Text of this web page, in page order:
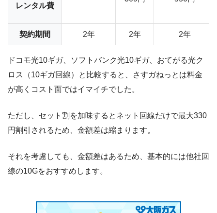
レンタル費
契約期間 2年 2年 2年
ドコモ光10ギガ、ソフトバンク光10ギガ、おてがる光ク
ロス（10ギガ回線）と比較すると、さすガねっとは料金
が高くコスト面ではイマイチでした。
ただし、セット割を加味するとネット回線だけで最大330
円割引されるため、金額差は縮まります。
それを考慮しても、金額差はあるため、基本的には他社回
線の10Gをおすすめします。